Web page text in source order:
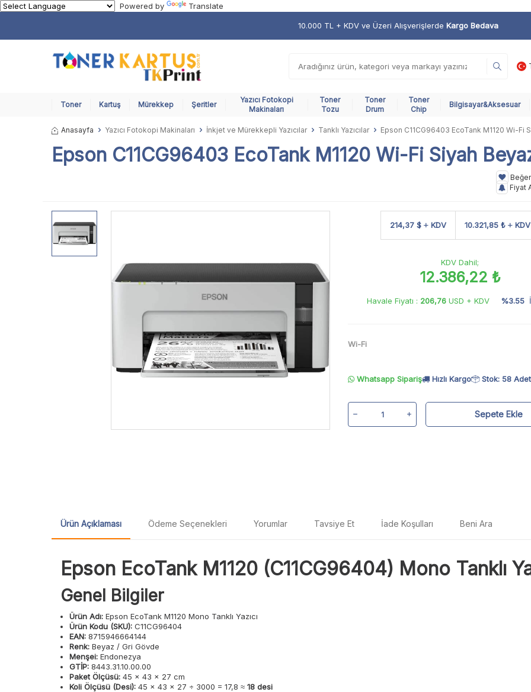
Powered by Translate
10.000 TL + KDV ve Üzeri Alışverişlerde Kargo Bedava
Toner Kartuş Mürekkep Şeritler
Yazıcı Fotokopi
Makinaları
Toner
Tozu
Toner
Drum
Toner
Chip
Bilgisayar&Aksesuar
Anasayfa Yazıcı Fotokopi Makinaları İnkjet ve Mürekkepli Yazıcılar Tanklı Yazıcılar Epson C11CG96403 EcoTank M1120 Wi-Fi
Epson C11CG96403 EcoTank M1120 Wi-Fi Siyah
Fiyat
214,37 $ KDV 10.321,85 ₺ KDV
KDV Dahil;
12.386,22 ₺
Havale Fiyatı : 206,76USD + KDV %3.55
Wi-Fi
Whatsapp Sipariş Hızlı Kargo Stok: 58 Adet
Sepete Ekle
Ürün Açıklaması Ödeme Seçenekleri Yorumlar Tavsiye Et İade Koşulları Beni Ara
Epson EcoTank M1120 (C11CG96404) Mono Tanklı
Genel Bilgiler
Ürün Adı: Epson EcoTank M1120 Mono Tanklı Yazıcı
Ürün Kodu (SKU): C11CG96404
EAN: 8715946664144
Renk: Beyaz / Gri Gövde
Menşei: Endonezya
GTİP: 8443.31.10.00.00
Paket Ölçüsü: 45 × 43 × 27 cm
Koli Ölçüsü (Desi): 45 × 43 × 27 ÷ 3000 = 17,8 ≈ 18 desi